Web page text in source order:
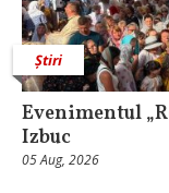
Știri
Evenimentul
Izbuc
05 Aug, 2026